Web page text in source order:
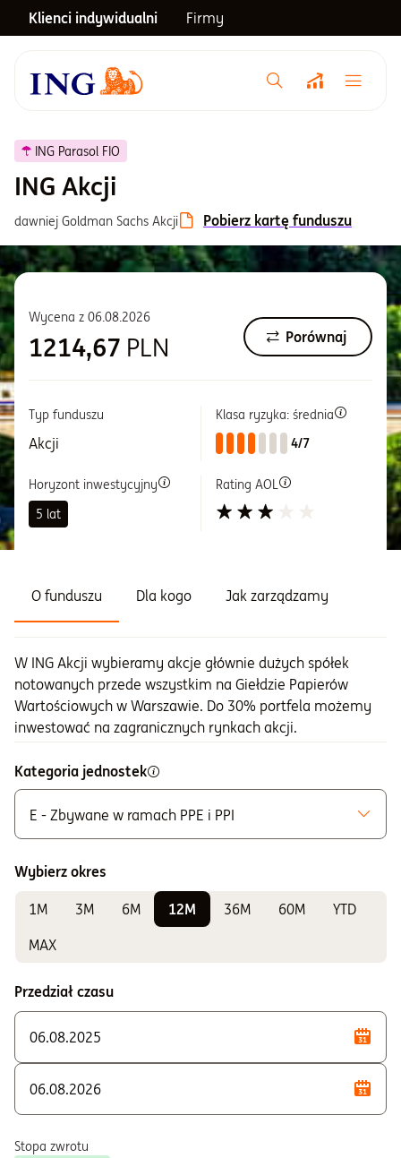
Klienci indywidualni Firmy
Menu główne
Notowania
Emerytura
Inwestycje
Blog
Informacje i dokumenty
O nas
Zaloguj
ING Parasol FIO
ING Akcji
dawniej Goldman Sachs Akcji Pobierz kartę funduszu
Wycena z 06.08.2026
1214,67 PLN Porównaj
Typ funduszu
Akcji
Klasa ryzyka: średnia
4/7
Horyzont inwestycyjny
5 lat
Rating AOL
O funduszu Dla kogo Jak zarządzamy
W ING Akcji wybieramy akcje głównie dużych spółek
notowanych przede wszystkim na Giełdzie Papierów
Wartościowych w Warszawie. Do 30% portfela możemy
inwestować na zagranicznych rynkach akcji.
Kategoria jednostek
E - Zbywane w ramach PPE i PPI
K - Zbywane w ramach IKE i IKZE
Do sprawdzania wyników
E - Zbywane w ramach PPE i PPI
I - Zbywane w ramach IKE
U - Dla klientów instytucjonalnych
W - Zbywane w ramach PPE i PPI
Wybierz okres
1M 3M 6M 12M 36M 60M
YTD
MAX
Przedział czasu
Stopa zwrotu